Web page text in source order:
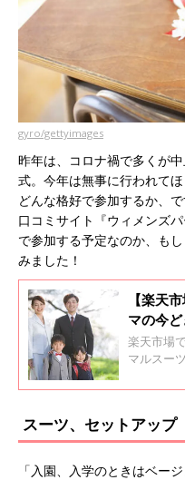
gyro/gettyimages
昨年は、コロナ禍で多くが
式。今年は無事に行われて
どんな格好で参加するか、で
口コミサイト『ウィメンズ
で参加する予定なのか、も
みました！
【楽天
マの今
楽天市場
マルスー
送まで時
早めにポ
スーツ、セットアップ
「入園、入学のときはベー